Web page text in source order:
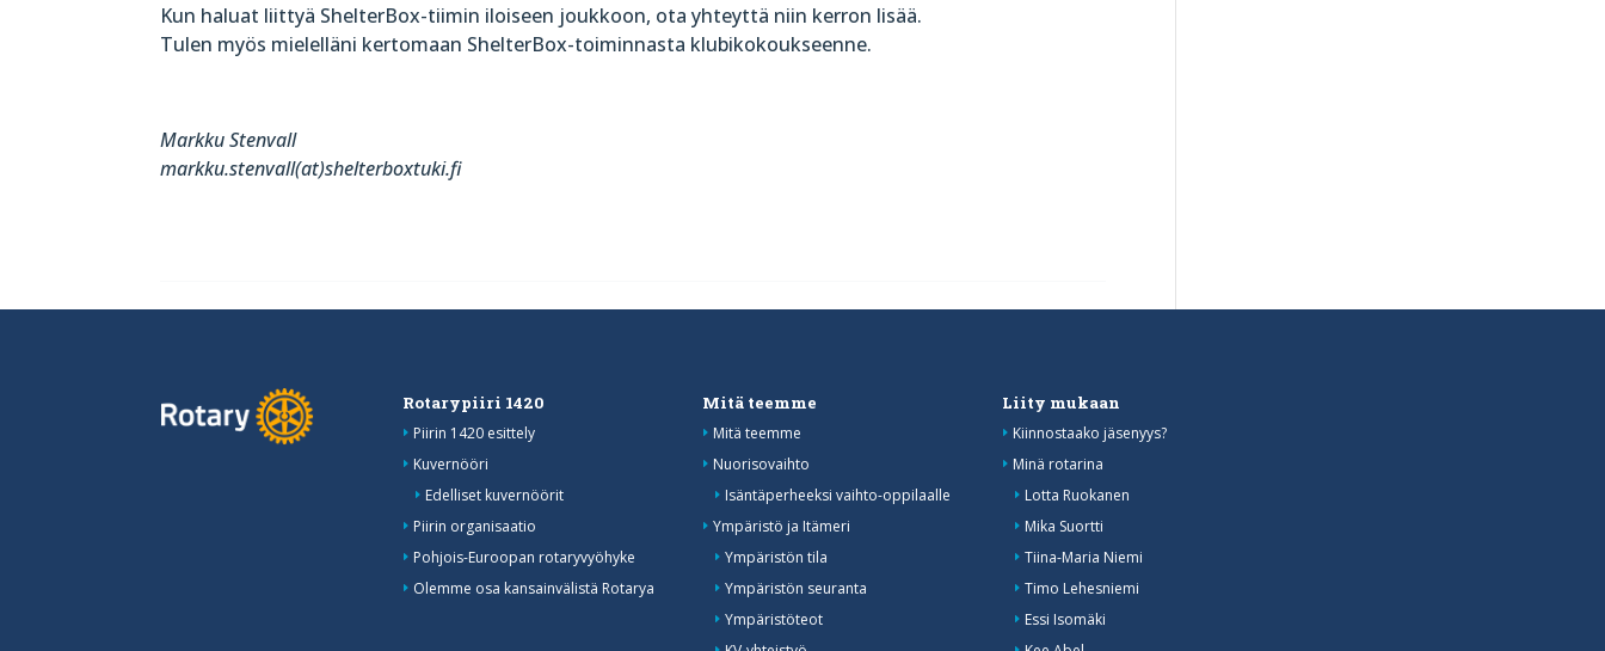
Kun haluat liittyä ShelterBox-tiimin iloiseen joukkoon, ota yhteyttä niin kerron lisää.
Tulen myös mielelläni kertomaan ShelterBox-toiminnasta klubikokoukseenne.
Markku Stenvall
markku.stenvall(at)shelterboxtuki.fi
Rotarypiiri 1420
Piirin 1420 esittely
Kuvernööri
Edelliset kuvernöörit
Piirin organisaatio
Pohjois-Euroopan rotaryvyöhyke
Olemme osa kansainvälistä Rotarya
Mitä teemme
Mitä teemme
Nuorisovaihto
Isäntäperheeksi vaihto-oppilaalle
Ympäristö ja Itämeri
Ympäristön tila
Ympäristön seuranta
Ympäristöteot
Liity mukaan
Kiinnostaako jäsenyys?
Minä rotarina
Lotta Ruokanen
Mika Suortti
Tiina-Maria Niemi
Timo Lehesniemi
Essi Isomäki